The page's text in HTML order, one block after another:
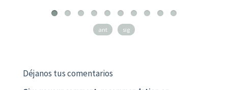
ant sig
Déjanos tus comentarios